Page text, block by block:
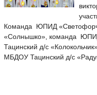
Команда ЮПИД
«Солнышко», команда
Тацинский д/с
МБДОУ Тацинский д/с